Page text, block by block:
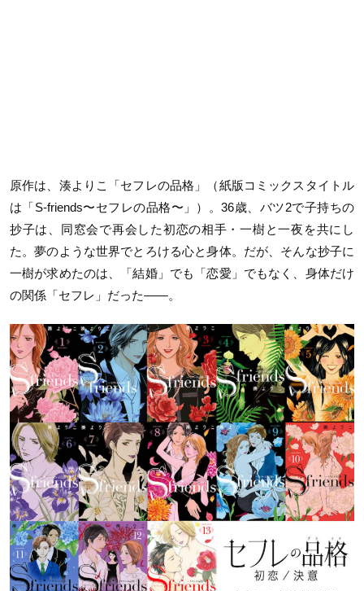
原作は、湊よりこ「セフレの品格」（紙版コミックスタイトル
は「S-friends〜セフレの品格〜」）。36歳、バツ2で子持ちの
抄子は、同窓会で再会した初恋の相手・一樹と一夜を共にし
た。夢のような世界でとろける心と身体。だが、そんな抄子に
一樹が求めたのは、「結婚」でも「恋愛」でもなく、身体だけ
の関係「セフレ」だった——。